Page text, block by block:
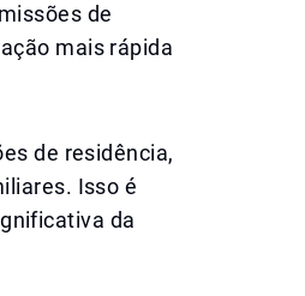
de
mais rápida
de residência,
Isso é
da